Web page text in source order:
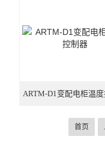
首页